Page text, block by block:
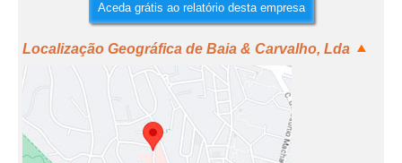
Aceda grátis ao relatório desta empresa
Localização Geográfica de Baia & Carvalho, Lda